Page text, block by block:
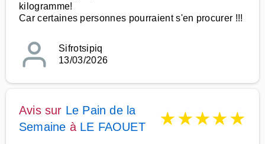
kilogramme!
Car certaines personnes pourraient s'en procurer !!!
Sifrotsipiq
13/03/2026
Avis sur Le Pain de la
Semaine à LE FAOUET ★★★★★